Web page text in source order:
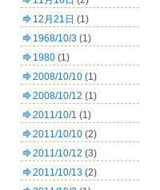
12月21日 (1)
1968/10/3 (1)
1980 (1)
2008/10/10 (1)
2008/10/12 (1)
2011/10/1 (1)
2011/10/10 (2)
2011/10/12 (3)
2011/10/13 (2)